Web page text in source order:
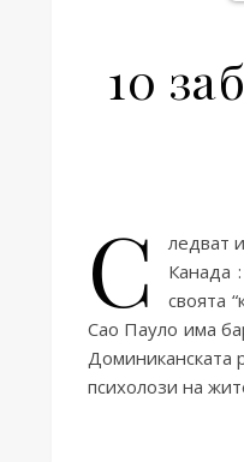
10
С
ледват
Канада
своята
Сао Пауло има
Доминиканската
психолози на